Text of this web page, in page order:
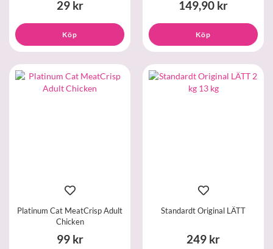
29 kr
Köp
149,90 kr
Köp
Platinum Cat MeatCrisp Adult
Chicken
99 kr
Standardt Original LÄTT
249 kr